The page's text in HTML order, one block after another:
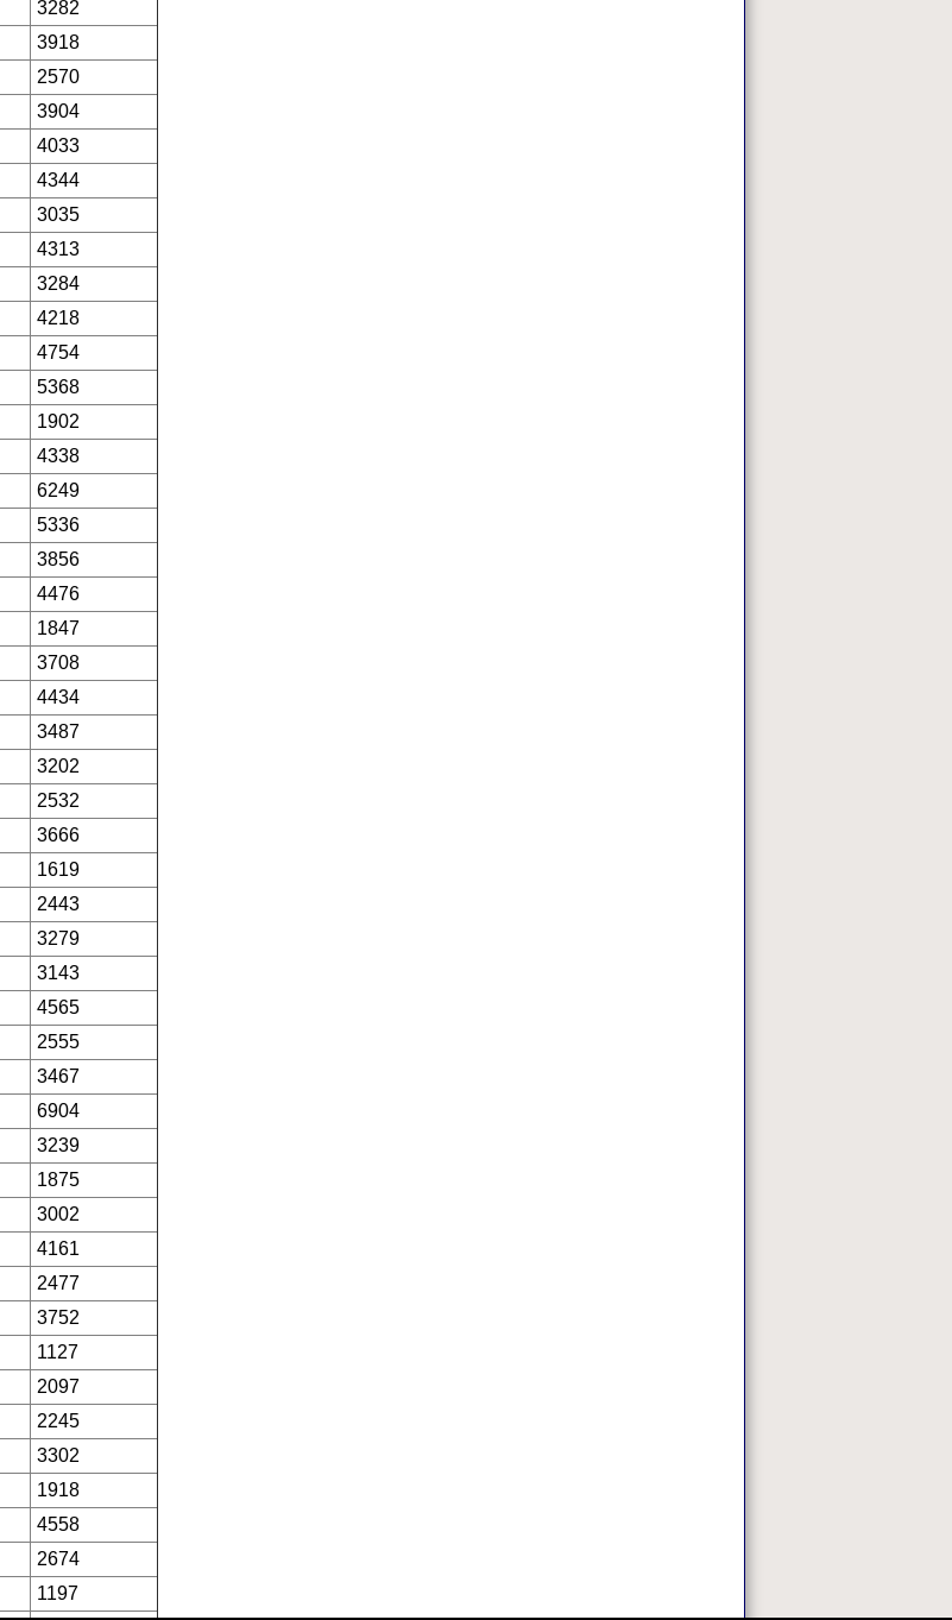
3282
3918
2570
3904
4033
4344
3035
4313
3284
4218
4754
5368
1902
4338
6249
5336
3856
4476
1847
3708
4434
3487
3202
2532
3666
1619
2443
3279
3143
4565
2555
3467
6904
3239
1875
3002
4161
2477
3752
1127
2097
2245
3302
1918
4558
2674
1197